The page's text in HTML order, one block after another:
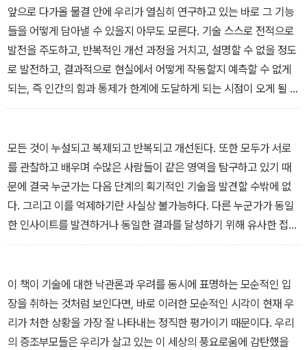
그리고 아직 그 누구도 찾지 못한 해답이 필요하다. 언뜻 보면 억제가
불가능한 상황이다. 하지만 우리 모두를 위해 반드시 억제할 수 있어
야 한다. - 〈1장 억제가 불가능하다〉 중에서
는 우리 자리를 지키기 위해 최선을 다할 것인가, 아니면 우리보다 더
똑똑하고 유능한 AI 시스템의 출현을 허용할 것인가? 이러한 질문들
을 탐구하는 과정에서 발생할 수 있는 의도치 않은 결과는 어떤 것들
이 있을까? 이러한 질문들은 21세기의 호모 테크놀로지쿠스에 대한
중요한 진실을 보여 준다. 역사 전반에 걸쳐 기술의 도전 과제는 기술
을 개발하고 그 힘을 발휘하는 데 있었다. 하지만 이제 그러한 역사적
힘을 억제해 우리 인간과 지구에 계속 도움이 될 수 있도록 하는 데 있
다. 그러한 도전이 이제 결정적으로 확대되기 직전에 있다. - 〈3장 기
술 억제 문제〉 중에서
앞으로 다가올 물결 안에 우리가 열심히 연구하고 있는 바로 그 기능
들을 어떻게 담아낼 수 있을지 아무도 모른다. 기술 스스로 전적으로
발전을 주도하고, 반복적인 개선 과정을 거치고, 설명할 수 없을 정도
로 발전하고, 결과적으로 현실에서 어떻게 작동할지 예측할 수 없게
되는, 즉 인간의 힘과 통제가 한계에 도달하게 되는 시점이 오게 될 것
이다. 앞으로 다가올 변화의 물결이 매우 극단적인 형태로 나타날 경
테크놀로지쿠스는 결국 자신들이 만들어 낸 기술의 위협을 받게 될지
도 모른다. 진짜 문제는 그 물결이 다가오고 있는지 아닌지가 아니다.
이미 그 물결이 형성되고 있는 것은 분명하기 때문이다. 잠재적 위험
을 감안할 때, 정말 중요한 문제는 그러한 위험을 어떻게 피할 수 있는
가이다. - 〈7장 다가오는 물결의 네 가지 특징〉 중에서
모든 것이 누설되고 복제되고 반복되고 개선된다. 또한 모두가 서로
를 관찰하고 배우며 수많은 사람들이 같은 영역을 탐구하고 있기 때
문에 결국 누군가는 다음 단계의 획기적인 기술을 발견할 수밖에 없
다. 그리고 이를 억제하기란 사실상 불가능하다. 다른 누군가가 동일
한 인사이트를 발견하거나 동일한 결과를 달성하기 위해 유사한 접근
방식을 찾아낼 것이기 때문이다. 사람들은 전략적 잠재력이나 수익,
가 새로운 물결을 거부하지 않는 이유다. 또 이것이 바로 새로운 물결
이 다가오는 이유이며, 그 물결을 억제하기 어려운 이유다. 기술은 이
제 일상, 사회, 경제의 모든 측면에 영향을 미치는 필수 불가결한 대규
모 시스템이 됐다. 기술이 없으면 아무것도 할 수가 없다. 확고하게 확
이 책이 기술에 대한 낙관론과 우려를 동시에 표명하는 모순적인 입
장을 취하는 것처럼 보인다면, 바로 이러한 모순적인 시각이 현재 우
리가 처한 상황을 가장 잘 나타내는 정직한 평가이기 때문이다. 우리
의 증조부모들은 우리가 살고 있는 이 세상의 풍요로움에 감탄했을